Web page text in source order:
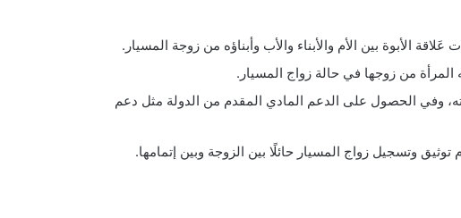
الأبوة بين الأم والأبناء والأب وأبناؤه من زوجة المسيار.
من زوجها في حالة زواج المسيار.
وفي الحصول على الدعم المادي المقدم من الدولة مثل دعم
وتسجيل زواج المسيار حائلًا بين الزوجة وبين إتمامها.